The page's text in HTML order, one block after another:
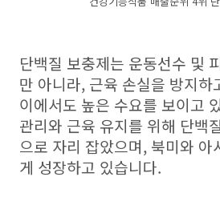
단백질 보충제는 운동선수 및
만 아니라, 근육 손실을 방지하
이에서도 높은 수요를 보이고
관리와 근육 유지를 위해 단백
으로 자리 잡았으며, 북미와 아
게 성장하고 있습니다.